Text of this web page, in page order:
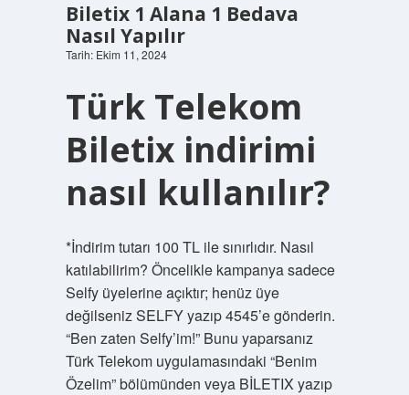
Biletix 1 Alana 1 Bedava
Nasıl Yapılır
Tarih: Ekim 11, 2024
Türk Telekom
Biletix indirimi
nasıl kullanılır?
*İndirim tutarı 100 TL ile sınırlıdır. Nasıl
katılabilirim? Öncelikle kampanya sadece
Selfy üyelerine açıktır; henüz üye
değilseniz SELFY yazıp 4545’e gönderin.
“Ben zaten Selfy’im!” Bunu yaparsanız
Türk Telekom uygulamasındaki “Benim
Özelim” bölümünden veya BİLETIX yazıp